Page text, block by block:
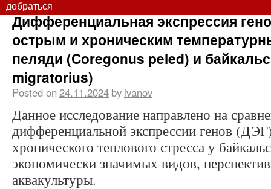
добраться
Дифференциальная экспрессия
острым и хроническим
пеляди (Coregonus peled) и
migratorius)
Posted on 24.11.2024 by ivanov
Данное исследование направлено на
дифференциальной экспрессии генов
хронического теплового стресса у
экономически значимых видов,
аквакультуры.